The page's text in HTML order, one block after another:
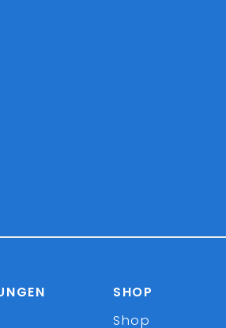
SHOP
Shop